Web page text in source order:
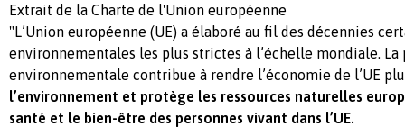
Extrait de la Charte de l'Union européenne
"L’Union européenne (UE) a élaboré au fil des décennies
environnementales les plus strictes à l’échelle mondiale.
environnementale contribue à rendre l’économie de l’UE
l’environnement et protège les ressources naturelles
santé et le bien-être des personnes vivant dans l’UE.